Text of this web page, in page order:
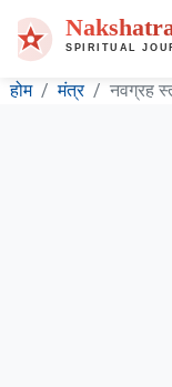
होम मंत्र नवग्रह